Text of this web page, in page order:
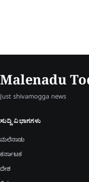
Malenadu
Just shivamogga news
ಸುದ್ದಿ ವಿಭಾಗಗಳು
ಮಲೆನಾಡು
ಕರ್ನಾಟಕ
ದೇಶ